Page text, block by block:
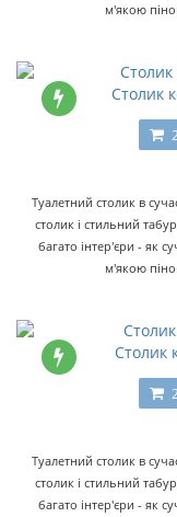
м'якою
Столик
Туалетний столик в
столик і стильний
багато інтер'єри - як
м'якою
Столик
Туалетний столик в
столик і стильний
багато інтер'єри - як